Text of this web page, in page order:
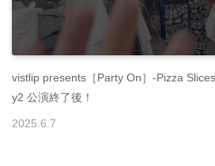
vistlip presents［Party On］-Pizza
y2 公演終了後！
2025.6.7